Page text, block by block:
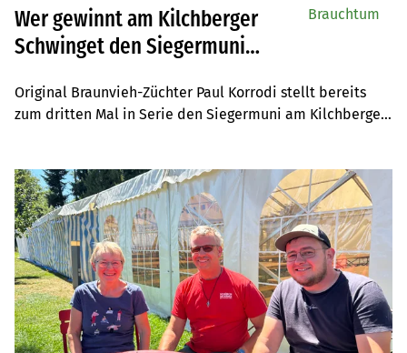
Wer gewinnt am Kilchberger
Schwinget den Siegermuni
Original Braunvieh-Züchter Paul Korrodi stellt bereits
zum dritten Mal in Serie den Siegermuni am Kilchberger
Nordostschweizer Sieger.
Brauchtum